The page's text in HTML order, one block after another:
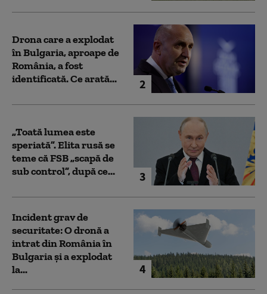
2
Drona care a explodat
în Bulgaria, aproape de
România, a fost
identificată. Ce arată...
3
„Toată lumea este
speriată”. Elita rusă se
teme că FSB „scapă de
sub control”, după ce...
4
Incident grav de
securitate: O dronă a
intrat din România în
Bulgaria şi a explodat
la...